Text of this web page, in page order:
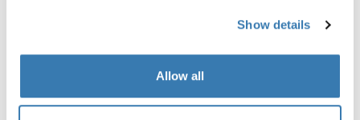
Show details
Allow all